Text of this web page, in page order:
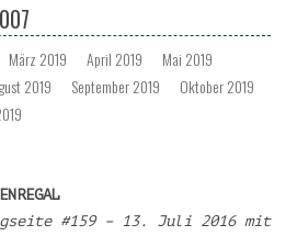
März 2019 April 2019
Mai 2019
2019 September 2019
Oktober 2019
#159 – 13. Juli 2016 mit